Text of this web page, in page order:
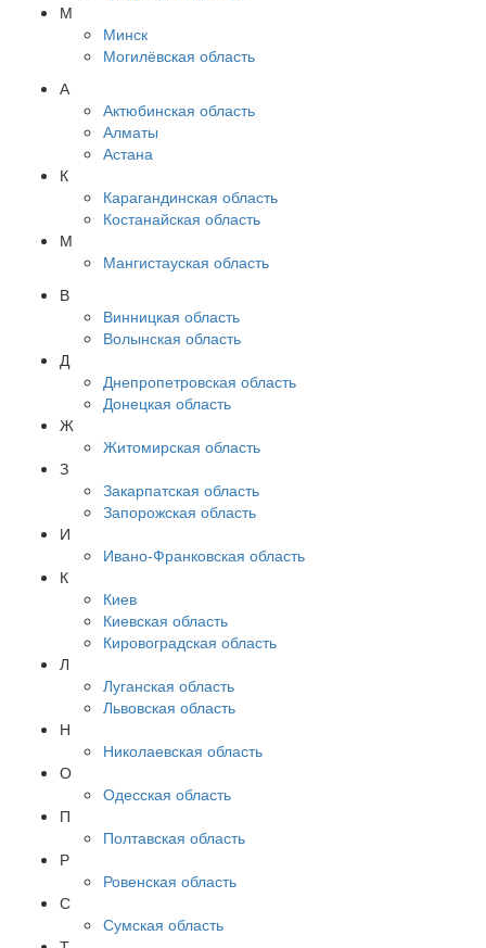
М
Минск
Могилёвская область
А
Актюбинская область
Алматы
Астана
К
Карагандинская область
Костанайская область
М
Мангистауская область
В
Винницкая область
Волынская область
Д
Днепропетровская область
Донецкая область
Ж
Житомирская область
З
Закарпатская область
Запорожская область
И
Ивано-Франковская область
К
Киев
Киевская область
Кировоградская область
Л
Луганская область
Львовская область
Н
Николаевская область
О
Одесская область
П
Полтавская область
Р
Ровенская область
С
Сумская область